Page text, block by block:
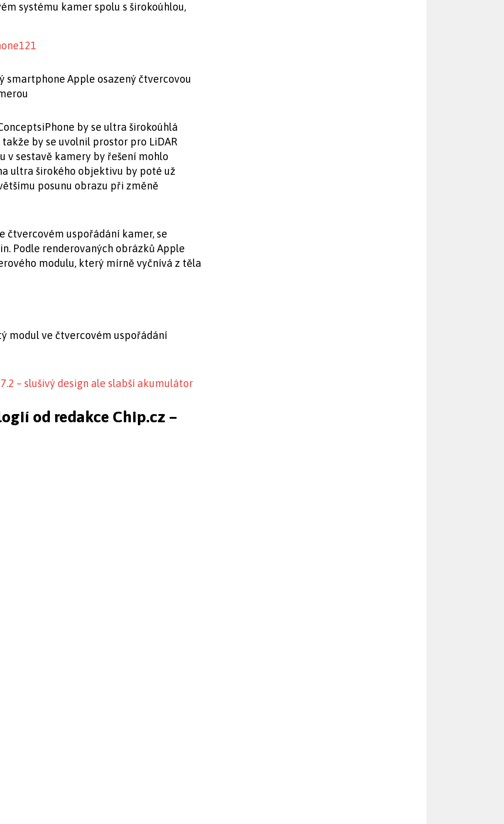
systému kamer spolu s širokoúhlou,
smartphone Apple osazený čtvercovou
by se ultra širokoúhlá
by se uvolnil prostor pro LiDAR
v sestavě kamery by řešení mohlo
ultra širokého objektivu by poté už
posunu obrazu při změně
čtvercovém uspořádání kamer, se
Podle renderovaných obrázků Apple
modulu, který mírně vyčnívá z těla
modul ve čtvercovém uspořádání
– slušivý design ale slabší akumulátor
od redakce Chip.cz –